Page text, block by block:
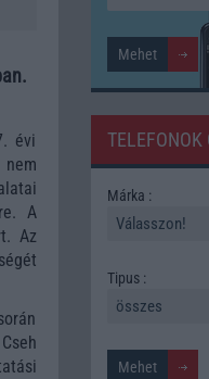
évi
nem
A
Az
TELEFONOK
Márka :
Tipus :